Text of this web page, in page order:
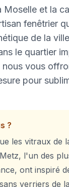
Moselle et la
fenêtrier
de la
le quartier
nous vous
pour
?
les vitraux de
l'un des
ont inspiré
verriers de